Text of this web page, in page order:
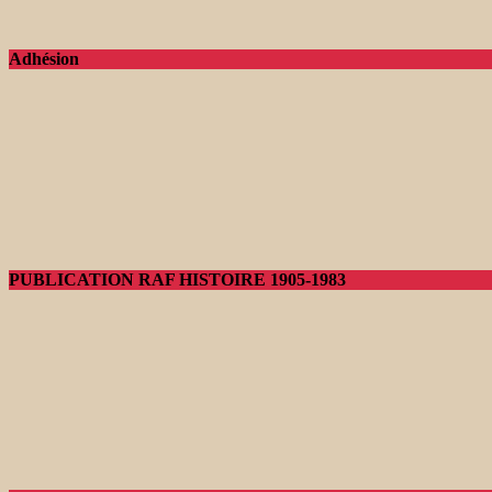
Adhésion
PUBLICATION RAF HISTOIRE 1905-1983